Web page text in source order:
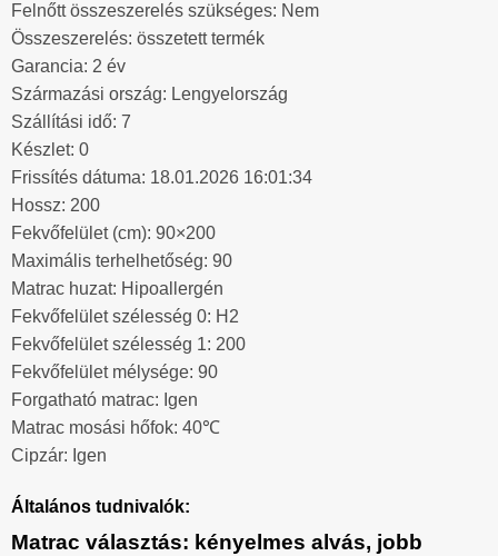
Felnőtt összeszerelés szükséges: Nem
Összeszerelés: összetett termék
Garancia: 2 év
Származási ország: Lengyelország
Szállítási idő: 7
Készlet: 0
Frissítés dátuma: 18.01.2026 16:01:34
Hossz: 200
Fekvőfelület (cm): 90×200
Maximális terhelhetőség: 90
Matrac huzat: Hipoallergén
Fekvőfelület szélesség 0: H2
Fekvőfelület szélesség 1: 200
Fekvőfelület mélysége: 90
Forgatható matrac: Igen
Matrac mosási hőfok: 40℃
Cipzár: Igen
Általános tudnivalók:
Matrac választás: kényelmes alvás, jobb